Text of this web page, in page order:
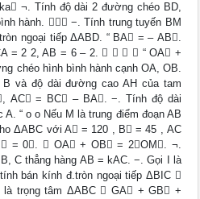
¬. Tính độ dài 2 đường chéo BD,
hành.  −. Tính trung tuyến BM
ngoại tiếp ΔABD. “ BA = – AB.
= 2 2, AB = 6 – 2.     “ OA +
chéo hình bình hành cạnh OA, OB.
và độ dài đường cao AH của tam
AC = BC – BA. −. Tính độ dài
“ o o Nếu M là trung điểm đoạn AB
ΔABC với A = 120 , B = 45 , AC
= 0.  OA + OB = 2OM. ¬.
C thẳng hàng AB = kAC. −. Gọi I là
bán kính đ.tròn ngoại tiếp ΔBIC 
trọng tâm ΔABC  GA + GB +